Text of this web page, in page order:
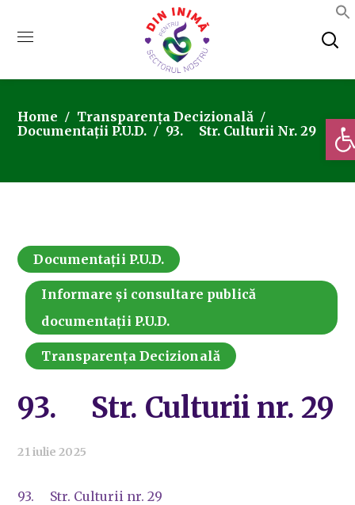
Home
Transparența Decizională
Documentații P.U.D.
93. Str. Culturii Nr. 29
Documentații P.U.D.
Informare și consultare publică
documentații P.U.D.
Transparența Decizională
93. Str. Culturii nr. 29
21 iulie 2025
93. Str. Culturii nr. 29